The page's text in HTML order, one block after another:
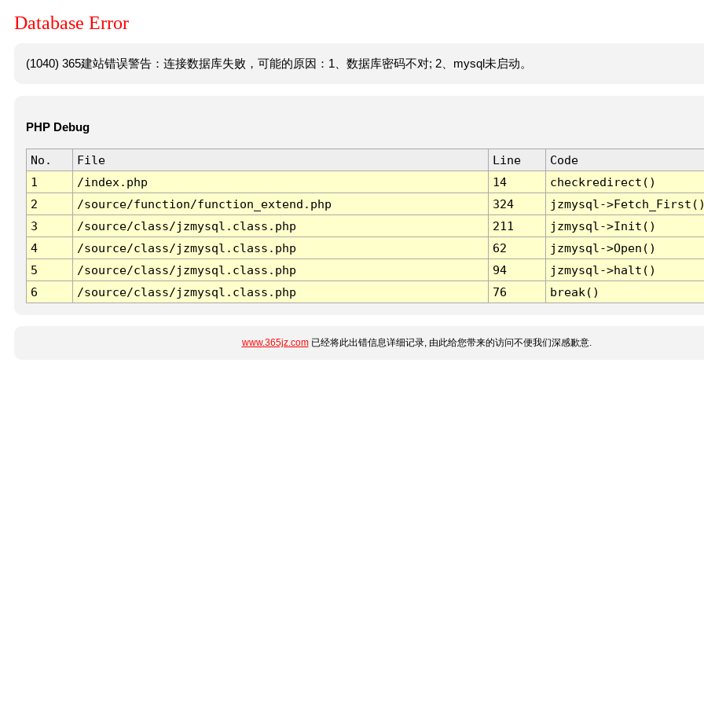
Database Error
(1040) 365建站错误警告：连接数据库失败，可能的原因：1、数据库密码不对; 2、mysql未启动。
PHP Debug
No. File Line
Code
1
/index.php 14
checkredirect()
2
/source/function/function_extend.php 324
jzmysql-
3
/source/class/jzmysql.class.php 211
jzmysql->Init()
4
/source/class/jzmysql.class.php 62
jzmysql->Open()
5
/source/class/jzmysql.class.php 94
jzmysql->halt()
6
/source/class/jzmysql.class.php 76 break()
www.365jz.com已经将此出错信息详细记录, 由此给您带来的访问不便我们深感歉意.